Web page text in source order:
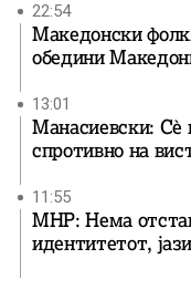
22:54
Македонски
обедини
13:01
Манасиевски: Сè
спротивно на
11:55
МНР: Нема
идентитетот,